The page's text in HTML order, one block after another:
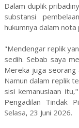
Dalam duplik
substansi
hukumnya dalam
"Mendengar replik
sedih. Sebab saya
Mereka juga seorang
Namun dalam replik
sisi kemanusiaan
Pengadilan Tindak
Selasa, 23 Juni 2026.